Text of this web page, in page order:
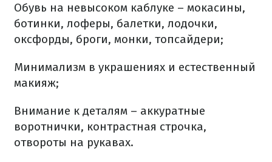
Обувь на невысоком каблуке – мокасины,
ботинки, лоферы, балетки, лодочки,
оксфорды, броги, монки, топсайдери;
Минимализм в украшениях и естественный
макияж;
Внимание к деталям – аккуратные
воротнички, контрастная строчка,
отвороты на рукавах.